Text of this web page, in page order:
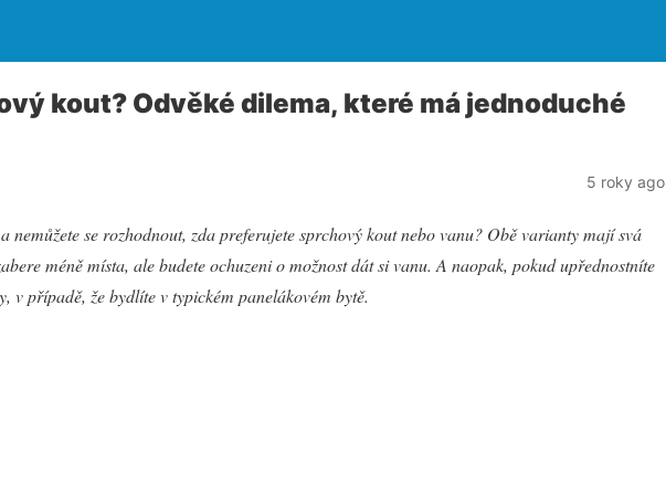
kout? Odvěké dilema, které má jednoduché
5 roky ago
nemůžete se rozhodnout, zda preferujete sprchový kout nebo vanu? Obě varianty mají svá
méně místa, ale budete ochuzeni o možnost dát si vanu. A naopak, pokud upřednostníte
v případě, že bydlíte v typickém panelákovém bytě.